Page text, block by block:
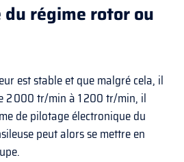
régime rotor ou
est stable et que malgré cela, il
2 000 tr/min à 1 200 tr/min, il
de pilotage électronique du
peut alors se mettre en